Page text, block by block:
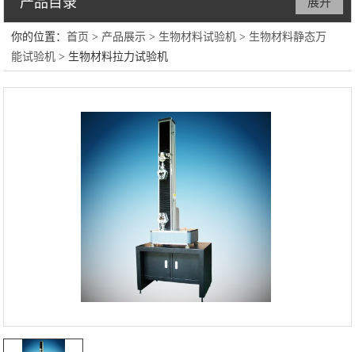
电子万能试验机
橡胶类检测仪器
你的位置：首页 > 产品展示 > 生物材料试验机 > 生物材料静态万
能试验机 > 生物材料拉力试验机